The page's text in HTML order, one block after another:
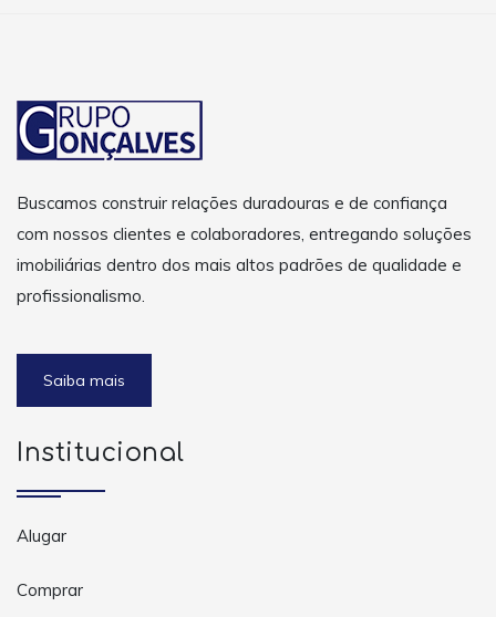
Buscamos construir relações duradouras e de confiança
com nossos clientes e colaboradores, entregando soluções
imobiliárias dentro dos mais altos padrões de qualidade e
profissionalismo.
Saiba mais
Institucional
Alugar
Comprar